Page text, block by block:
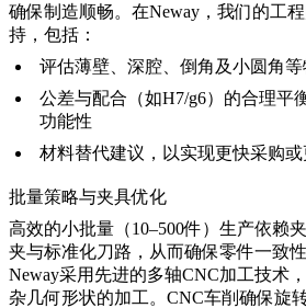
确保制造顺畅。在Neway，我们的工
持，包括：
评估薄壁、深腔、倒角及小圆角
公差与配合（如H7/g6）的合理平
功能性
材料替代建议，以实现更快采购
批量策略与夹具优化
高效的小批量（10–500件）生产依赖
夹与标准化刀路，从而确保零件一致
Neway采用先进的多轴CNC加工技术
杂几何形状的加工。 CNC车削 确保旋